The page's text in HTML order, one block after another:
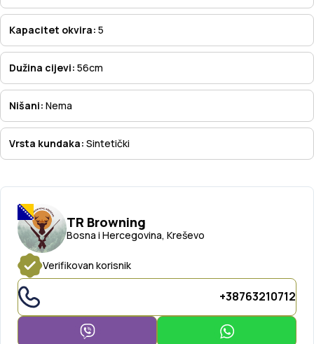
TR Browning
Bosna i Hercegovina, Kreševo
Verifikovan korisnik
+38763210712
Kapacitet okvira: 5
Dužina cijevi: 56cm
Nišani: Nema
Vrsta kundaka: Sintetički